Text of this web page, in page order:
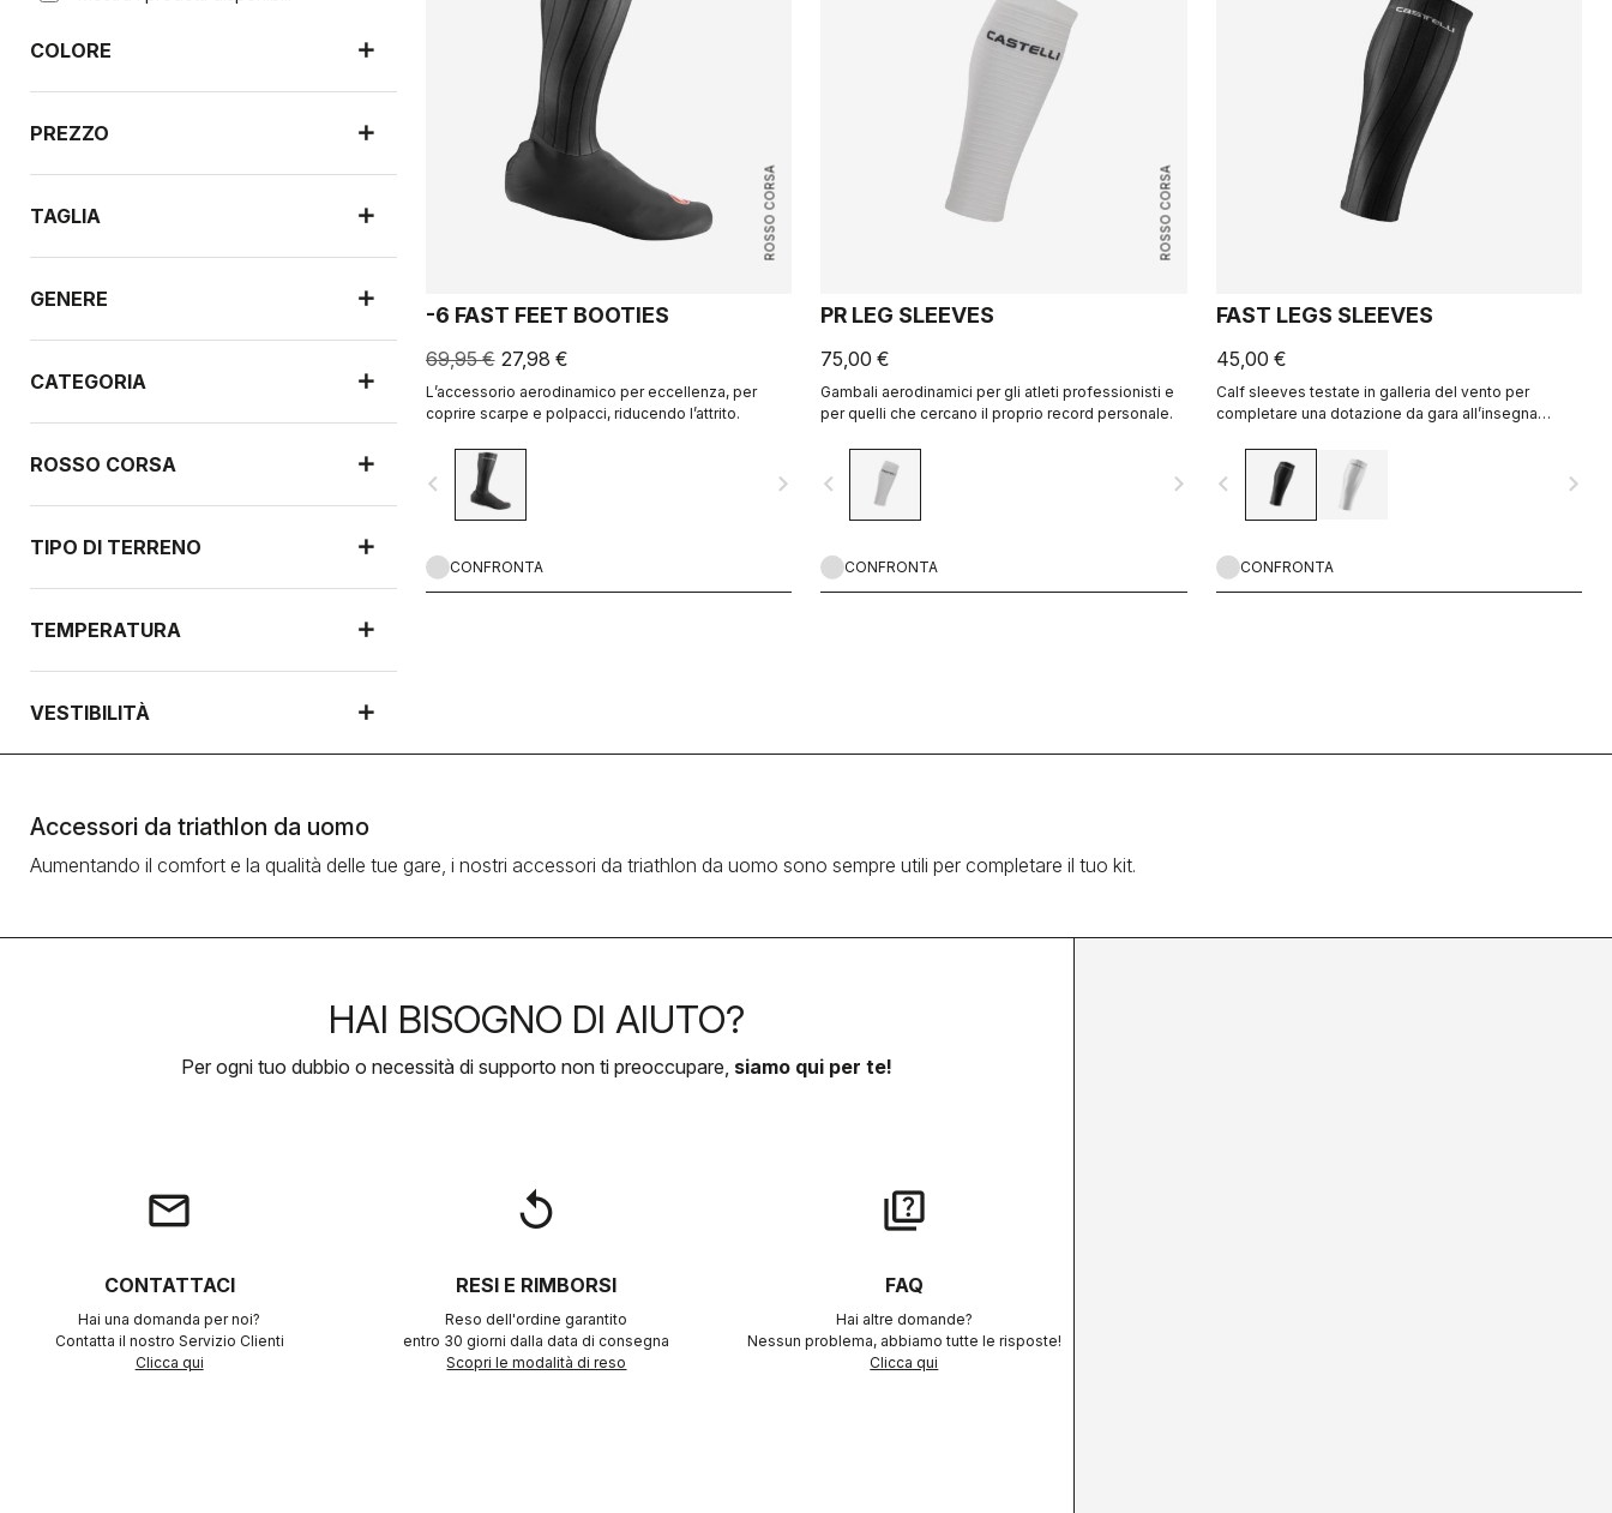
COLORE
PREZZO
TAGLIA
GENERE
CATEGORIA
ROSSO CORSA
TIPO DI TERRENO
TEMPERATURA
VESTIBILITÀ
ROSSO CORSA
-6 FAST FEET BOOTIES
69,95 € 27,98 €
L’accessorio aerodinamico per eccellenza, per
coprire scarpe e polpacci, riducendo l’attrito.
navigate_before navigate_next
CONFRONTA
ROSSO CORSA
PR LEG SLEEVES
75,00 €
Gambali aerodinamici per gli atleti professionisti e
per quelli che cercano il proprio record personale.
navigate_before navigate_next
CONFRONTA
FAST LEGS SLEEVES
45,00 €
Calf sleeves testate in galleria del vento per
completare una dotazione da gara all’insegna
navigate_before navigate_next
CONFRONTA
Accessori da triathlon da uomo
Aumentando il comfort e la qualità delle tue gare, i nostri accessori da triathlon da uomo sono sempre utili per completare il tuo kit.
HAI BISOGNO DI AIUTO?
Per ogni tuo dubbio o necessità di supporto non ti preoccupare, siamo qui per te!
email
CONTATTACI
Hai una domanda per noi?
Contatta il nostro Servizio Clienti
Clicca qui
replay
RESI E RIMBORSI
Reso dell'ordine garantito
entro 30 giorni dalla data di consegna
Scopri le modalità di reso
quiz
FAQ
Hai altre domande?
Nessun problema, abbiamo tutte le risposte!
Clicca qui